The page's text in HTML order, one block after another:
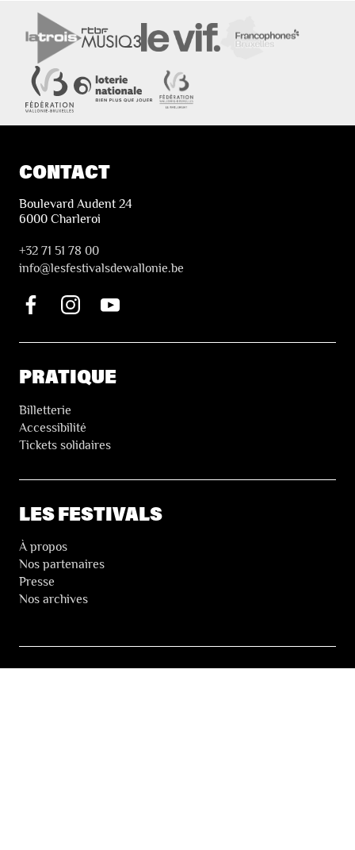
CONTACT
Boulevard Audent 24
6000 Charleroi
+32 71 51 78 00
info@lesfestivalsdewallonie.be
PRATIQUE
Billetterie
Accessibilité
Tickets solidaires
LES FESTIVALS
À propos
Nos partenaires
Presse
Nos archives